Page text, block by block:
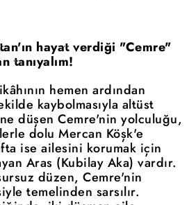
hayat verdiği "Cemre"
tanıyalım!
hemen ardından
kaybolmasıyla altüst
düşen Cemre'nin yolculuğu,
dolu Mercan Köşk'e
ise ailesini korumak için
Aras (Kubilay Aka) vardır.
düzen, Cemre'nin
temelinden sarsılır.